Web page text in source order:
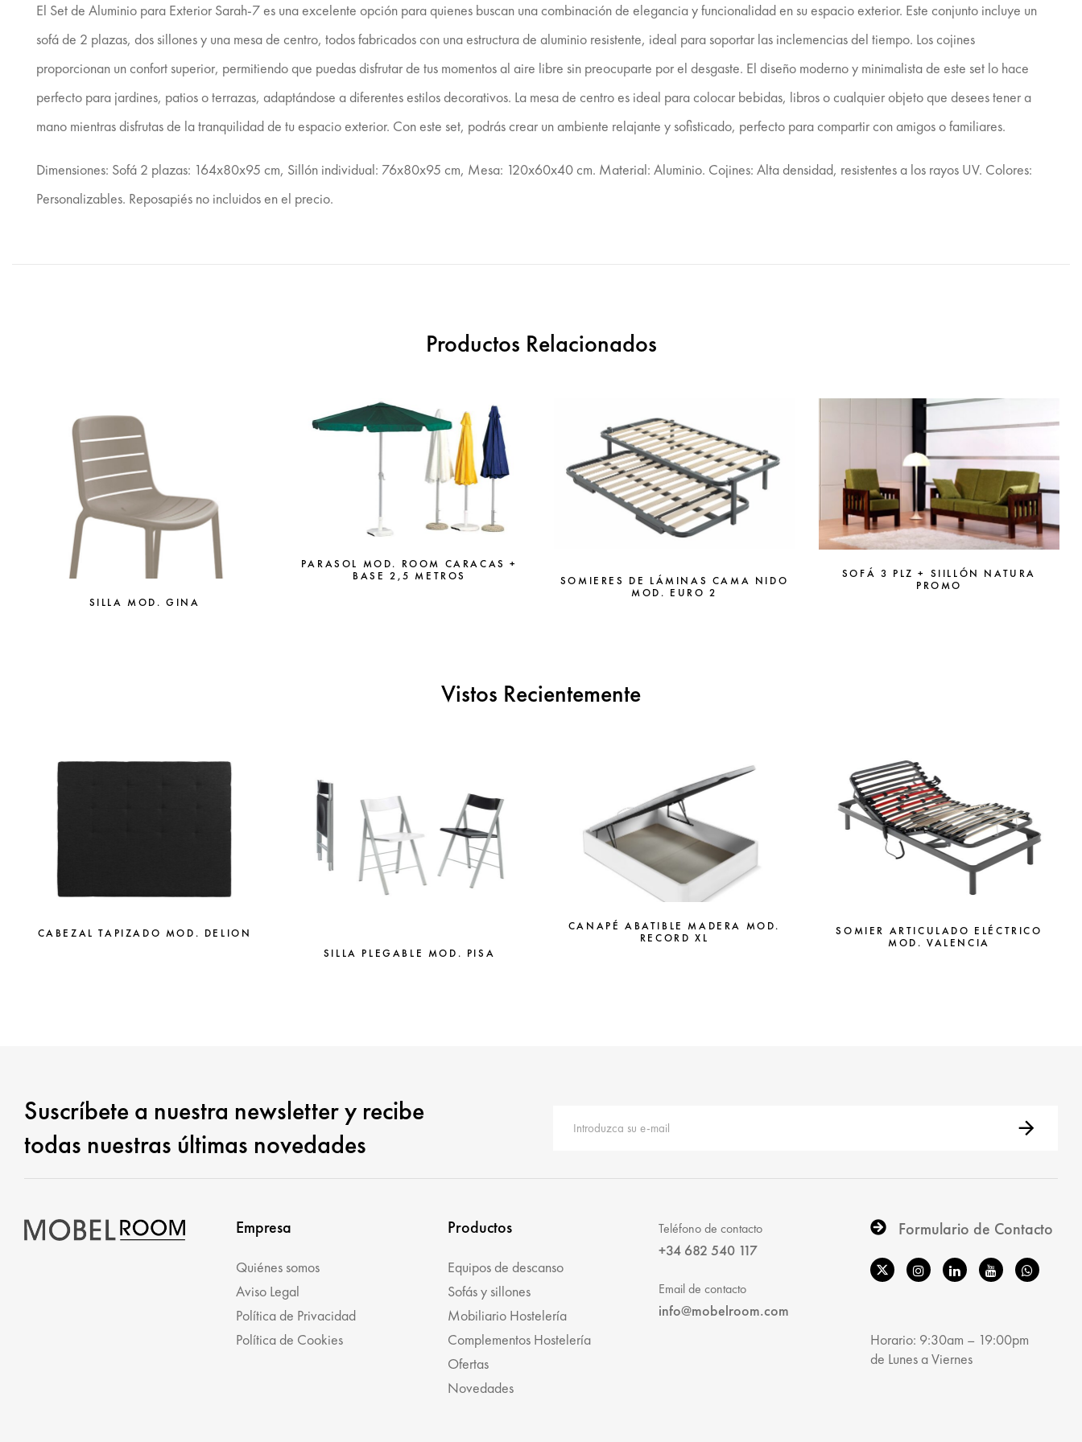
El Set de Aluminio para Exterior Sarah-7 es una excelente opción para quienes buscan una combinación de elegancia y funcionalidad en su espacio exterior. Este conjunto incluye un
sofá de 2 plazas, dos sillones y una mesa de centro, todos fabricados con una estructura de aluminio resistente, ideal para soportar las inclemencias del tiempo. Los cojines
proporcionan un confort superior, permitiendo que puedas disfrutar de tus momentos al aire libre sin preocuparte por el desgaste. El diseño moderno y minimalista de este set lo hace
perfecto para jardines, patios o terrazas, adaptándose a diferentes estilos decorativos. La mesa de centro es ideal para colocar bebidas, libros o cualquier objeto que desees tener a
mano mientras disfrutas de la tranquilidad de tu espacio exterior. Con este set, podrás crear un ambiente relajante y sofisticado, perfecto para compartir con amigos o familiares.
Dimensiones: Sofá 2 plazas: 164x80x95 cm, Sillón individual: 76x80x95 cm, Mesa: 120x60x40 cm. Material: Aluminio. Cojines: Alta densidad, resistentes a los rayos UV. Colores:
Personalizables. Reposapiés no incluidos en el precio.
Productos Relacionados
SILLA MOD. GINA
PARASOL MOD. ROOM CARACAS +
BASE 2,5 METROS
SOMIERES DE LÁMINAS CAMA NIDO
MOD. EURO 2
SOFÁ 3 PLZ + SIILLÓN NATURA
PROMO
Vistos Recientemente
CABEZAL TAPIZADO MOD. DELION
SILLA PLEGABLE MOD. PISA
CANAPÉ ABATIBLE MADERA MOD.
RECORD XL
SOMIER ARTICULADO ELÉCTRICO
MOD. VALENCIA
Suscríbete a nuestra newsletter y recibe
todas nuestras últimas novedades
Empresa
Quiénes somos
Aviso Legal
Política de Privacidad
Política de Cookies
Productos
Equipos de descanso
Sofás y sillones
Mobiliario Hostelería
Complementos Hostelería
Ofertas
Novedades
Teléfono de contacto
+34 682 540 117
Email de contacto
info@mobelroom.com
Formulario de Contacto
Horario: 9:30am – 19:00pm
de Lunes a Viernes